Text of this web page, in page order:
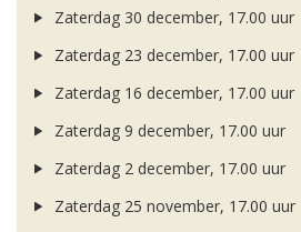
Zaterdag 30 december, 17.00 uur
Zaterdag 23 december, 17.00 uur
Zaterdag 16 december, 17.00 uur
Zaterdag 9 december, 17.00 uur
Zaterdag 2 december, 17.00 uur
Zaterdag 25 november, 17.00 uur